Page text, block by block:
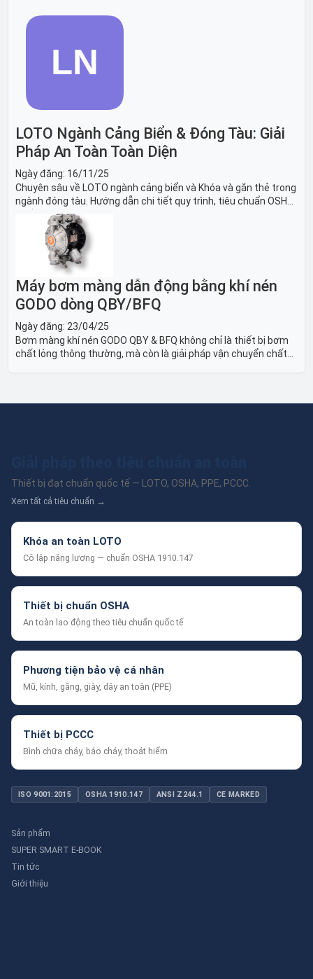
nghiền an toàn.
LOTO Ngành Cảng Biển & Đóng Tàu: Giải
Pháp An Toàn Toàn Diện
Ngày đăng: 16/11/25
Chuyên sâu về LOTO ngành cảng biển và Khóa và gắn thẻ trong
ngành đóng tàu. Hướng dẫn chi tiết quy trình, tiêu chuẩn OSHA,
thiết bị và Giải pháp LOTO trong công nghiệp đóng tàu toàn
Máy bơm màng dẫn động bằng khí nén
GODO dòng QBY/BFQ
Ngày đăng: 23/04/25
Bơm màng khí nén GODO QBY & BFQ không chỉ là thiết bị bơm
chất lỏng thông thường, mà còn là giải pháp vận chuyển chất
Thiết bị đạt chuẩn quốc tế — LOTO, OSHA, PPE, PCCC.
Xem tất cả tiêu chuẩn →
Khóa an toàn LOTO
Cô lập năng lượng — chuẩn OSHA 1910.147
Thiết bị chuẩn OSHA
An toàn lao động theo tiêu chuẩn quốc tế
Phương tiện bảo vệ cá nhân
Mũ, kính, găng, giày, dây an toàn (PPE)
Thiết bị PCCC
Bình chữa cháy, báo cháy, thoát hiểm
ISO 9001:2015 OSHA 1910.147 ANSI Z244.1 CE MARKED
Sản phẩm
SUPER SMART E-BOOK
Tin tức
Giới thiệu